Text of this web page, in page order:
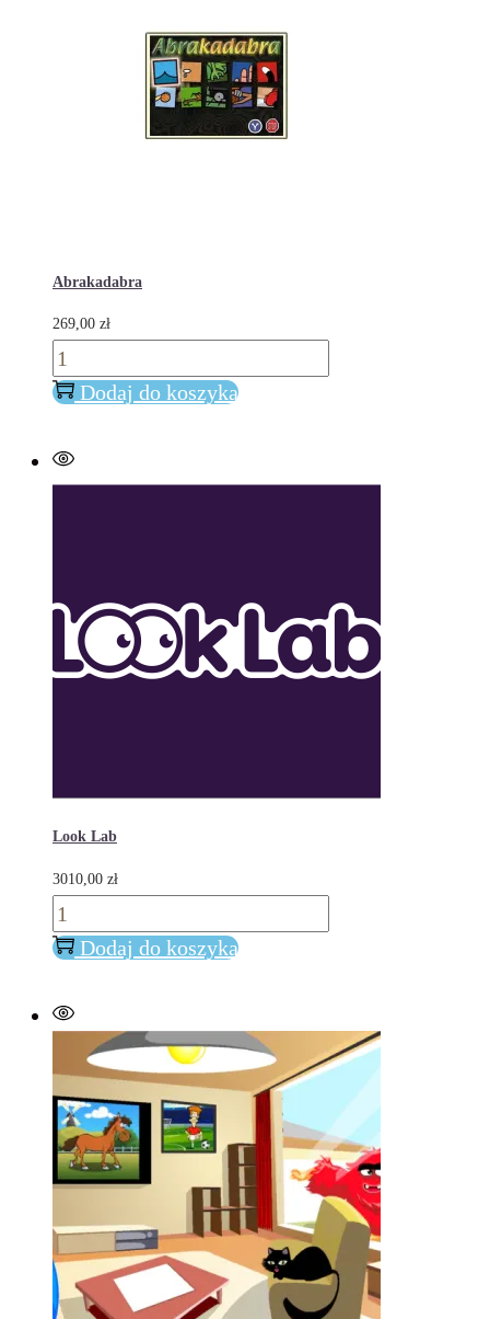
Abrakadabra
269,00 zł
ilość
Abrakadabra
Dodaj do koszyka
Look Lab
3010,00 zł
ilość
LookDodaj do koszyka